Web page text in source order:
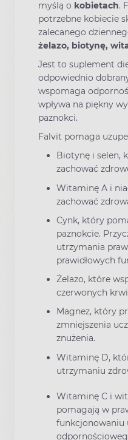
myślą o kobietach.
potrzebne kobiecie
zalecanego
żelazo, biotynę,
Jest to suplement
odpowiednio
wspomaga
wpływa na piękny
paznokci.
Falvit pomaga
Biotynę i selen,
zachować
Witaminę A i
zachować
Cynk, który
paznokcie.
utrzymania
prawidłowych
Żelazo, które
czerwonych
Magnez, który
zmniejszenia
znużenia.
Witaminę D,
utrzymaniu
Witaminę C i
pomagają w
funkcjonowaniu